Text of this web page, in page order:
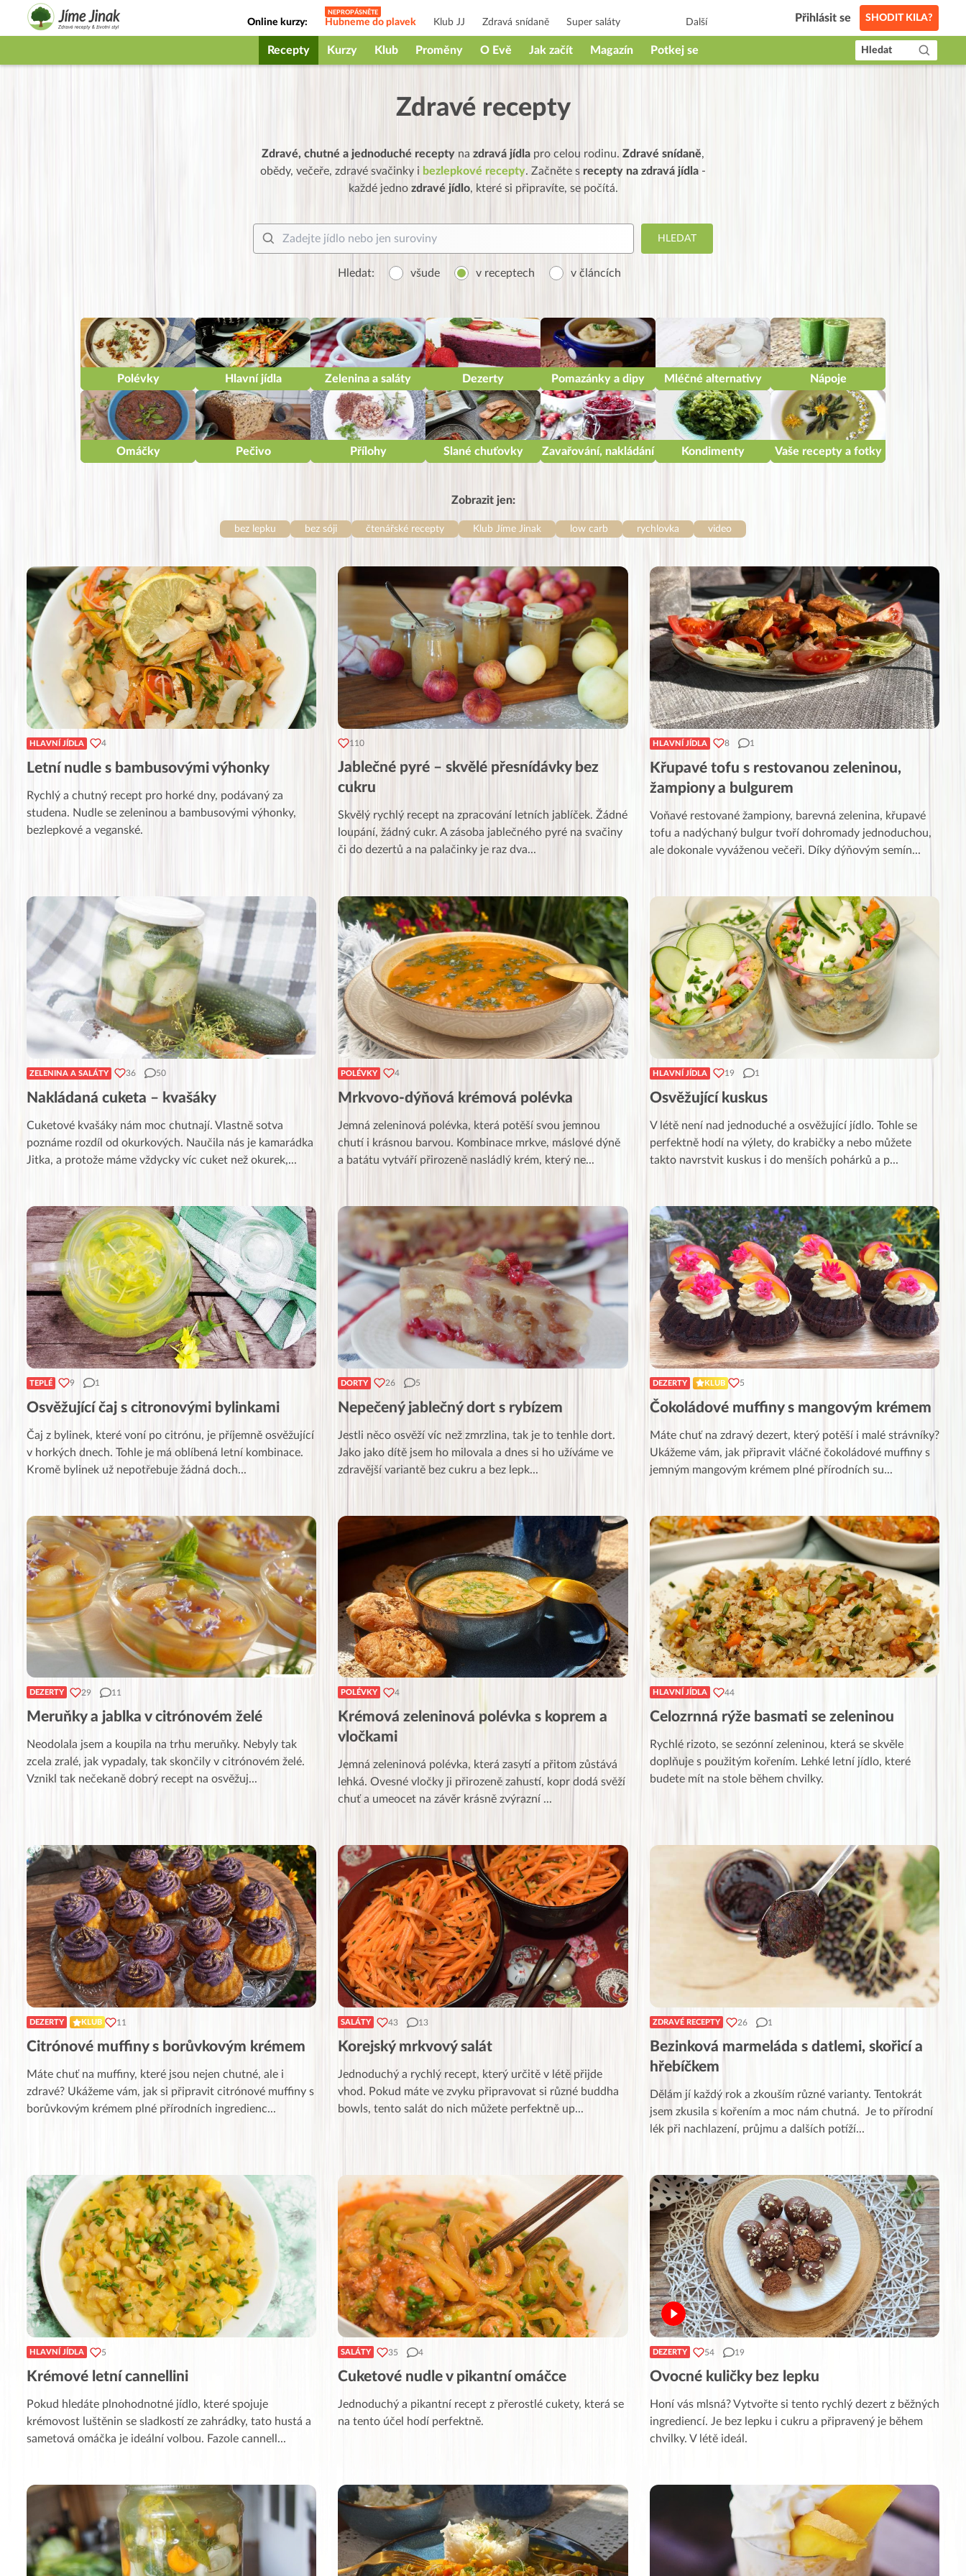
Online kurzy: Hubneme do plavek Klub JJ Zdravá snídaně Super saláty
Jak na babičky
Další Přihlásit se SHODIT KILA?
Recepty Kurzy Klub Proměny O Evě Jak začít Magazín Potkej se Hledat
Zdravé recepty
Zdravé, chutné a jednoduché recepty na zdravá jídla pro celou rodinu. Zdravé snídaně,
obědy, večeře, zdravé svačinky i bezlepkové recepty. Začněte s recepty na zdravá jídla -
každé jedno zdravé jídlo, které si připravíte, se počítá.
Hledat: všude v receptech v článcích
Polévky Hlavní jídla Zelenina a saláty Dezerty Pomazánky a dipy Mléčné alternativy Nápoje
Omáčky Pečivo Přílohy Slané chuťovky Zavařování, nakládání Kondimenty Vaše recepty a fotky
Zobrazit jen:
bez lepku bez sóji čtenářské recepty Klub Jíme Jinak low carb rychlovka video
HLAVNÍ JÍDLA 4
Letní nudle s bambusovými výhonky
Rychlý a chutný recept pro horké dny, podávaný za
studena. Nudle se zeleninou a bambusovými výhonky,
bezlepkové a veganské.
110
Jablečné pyré – skvělé přesnídávky bez
cukru
Skvělý rychlý recept na zpracování letních jablíček. Žádné
loupání, žádný cukr. A zásoba jablečného pyré na svačiny
či do dezertů a na palačinky je raz dva...
HLAVNÍ JÍDLA 8 1
Křupavé tofu s restovanou zeleninou,
žampiony a bulgurem
Voňavé restované žampiony, barevná zelenina, křupavé
tofu a nadýchaný bulgur tvoří dohromady jednoduchou,
ale dokonale vyváženou večeři. Díky dýňovým semín...
ZELENINA A SALÁTY 36 50
Nakládaná cuketa – kvašáky
Cuketové kvašáky nám moc chutnají. Vlastně sotva
poznáme rozdíl od okurkových. Naučila nás je kamarádka
Jitka, a protože máme vždycky víc cuket než okurek,...
POLÉVKY 4
Mrkvovo-dýňová krémová polévka
Jemná zeleninová polévka, která potěší svou jemnou
chutí i krásnou barvou. Kombinace mrkve, máslové dýně
a batátu vytváří přirozeně nasládlý krém, který ne...
HLAVNÍ JÍDLA 19 1
Osvěžující kuskus
V létě není nad jednoduché a osvěžující jídlo. Tohle se
perfektně hodí na výlety, do krabičky a nebo můžete
takto navrstvit kuskus i do menších pohárků a p...
TEPLÉ 9 1
Osvěžující čaj s citronovými bylinkami
Čaj z bylinek, které voní po citrónu, je příjemně osvěžující
v horkých dnech. Tohle je má oblíbená letní kombinace.
Kromě bylinek už nepotřebuje žádná doch...
DORTY 26 5
Nepečený jablečný dort s rybízem
Jestli něco osvěží víc než zmrzlina, tak je to tenhle dort.
Jako jako dítě jsem ho milovala a dnes si ho užíváme ve
zdravější variantě bez cukru a bez lepk...
DEZERTY KLUB 5
Čokoládové muffiny s mangovým krémem
Máte chuť na zdravý dezert, který potěší i malé strávníky?
Ukážeme vám, jak připravit vláčné čokoládové muffiny s
jemným mangovým krémem plné přírodních su...
DEZERTY 29 11
Meruňky a jablka v citrónovém želé
Neodolala jsem a koupila na trhu meruňky. Nebyly tak
zcela zralé, jak vypadaly, tak skončily v citrónovém želé.
Vznikl tak nečekaně dobrý recept na osvěžuj...
POLÉVKY 4
Krémová zeleninová polévka s koprem a
vločkami
Jemná zeleninová polévka, která zasytí a přitom zůstává
lehká. Ovesné vločky ji přirozeně zahustí, kopr dodá svěží
chuť a umeocet na závěr krásně zvýrazní ...
HLAVNÍ JÍDLA 44
Celozrnná rýže basmati se zeleninou
Rychlé rizoto, se sezónní zeleninou, která se skvěle
doplňuje s použitým kořením. Lehké letní jídlo, které
budete mít na stole během chvilky.
DEZERTY KLUB 11
Citrónové muffiny s borůvkovým krémem
Máte chuť na muffiny, které jsou nejen chutné, ale i
zdravé? Ukážeme vám, jak si připravit citrónové muffiny s
borůvkovým krémem plné přírodních ingredienc...
SALÁTY 43 13
Korejský mrkvový salát
Jednoduchý a rychlý recept, který určitě v létě přijde
vhod. Pokud máte ve zvyku připravovat si různé buddha
bowls, tento salát do nich můžete perfektně up...
ZDRAVÉ RECEPTY 26 1
Bezinková marmeláda s datlemi, skořicí a
hřebíčkem
Dělám jí každý rok a zkouším různé varianty. Tentokrát
jsem zkusila s kořením a moc nám chutná. Je to přírodní
lék při nachlazení, průjmu a dalších potíží...
HLAVNÍ JÍDLA 5
Krémové letní cannellini
Pokud hledáte plnohodnotné jídlo, které spojuje
krémovost luštěnin se sladkostí ze zahrádky, tato hustá a
sametová omáčka je ideální volbou. Fazole cannell ...
SALÁTY 35 4
Cuketové nudle v pikantní omáčce
Jednoduchý a pikantní recept z přerostlé cukety, která se
na tento účel hodí perfektně.
DEZERTY 54 19
Ovocné kuličky bez lepku
Honí vás mlsná? Vytvořte si tento rychlý dezert z běžných
ingrediencí. Je bez lepku i cukru a připravený je během
chvilky. V létě ideál.